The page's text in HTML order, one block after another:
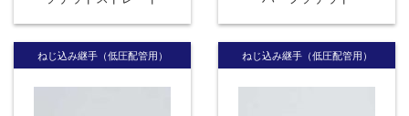
ねじ込み継手（低圧配管用） ねじ込み継手（低圧配管用）